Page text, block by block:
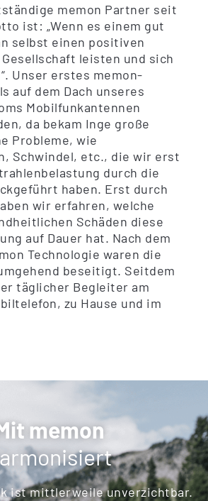
memon Partner seit
ist: „Wenn es einem gut
selbst einen positiven
leisten und sich
Unser erstes memon-
auf dem Dach unseres
Mobilfunkantennen
da bekam Inge große
Probleme, wie
Schwindel, etc., die wir erst
durch die
haben. Erst durch
wir erfahren, welche
Schäden diese
auf Dauer hat. Nach dem
Technologie waren die
beseitigt. Seitdem
täglicher Begleiter am
zu Hause und im
memon
ist mittlerweile unverzichtbar.